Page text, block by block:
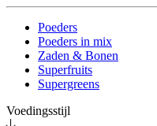
Poeders
Poeders in mix
Zaden & Bonen
Superfruits
Supergreens
Voedingsstijl